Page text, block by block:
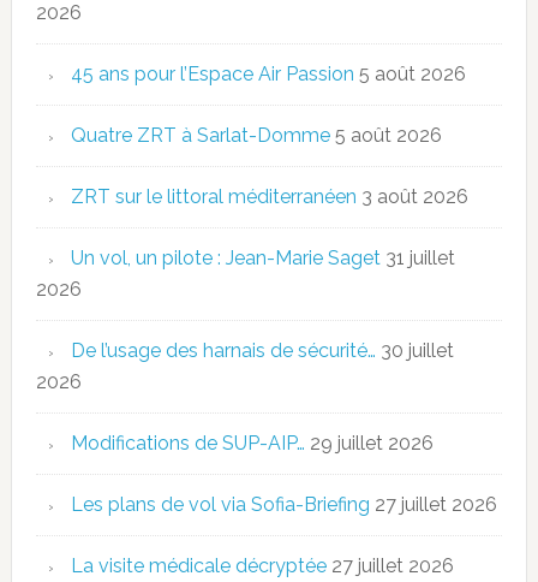
2026
45 ans pour l’Espace Air Passion 5 août 2026
Quatre ZRT à Sarlat-Domme 5 août 2026
ZRT sur le littoral méditerranéen 3 août 2026
Un vol, un pilote : Jean-Marie Saget 31 juillet
2026
De l’usage des harnais de sécurité… 30 juillet
2026
Modifications de SUP-AIP… 29 juillet 2026
Les plans de vol via Sofia-Briefing 27 juillet 2026
La visite médicale décryptée 27 juillet 2026